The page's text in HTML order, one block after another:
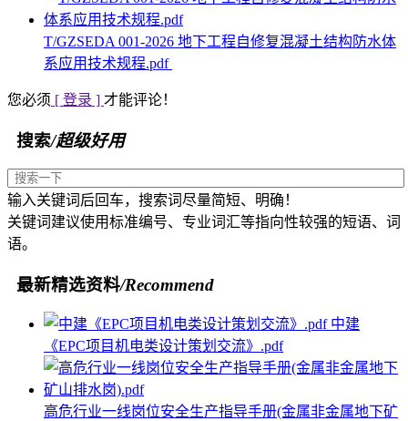
T/GZSEDA 001-2026 地下工程自修复混凝土结构防水体
系应用技术规程.pdf
您必须 [ 登录 ] 才能评论！
搜索/超级好用
输入关键词后回车，搜索词尽量简短、明确！
关键词建议使用标准编号、专业词汇等指向性较强的短语、词
语。
最新精选资料/Recommend
中建
《EPC项目机电类设计策划交流》.pdf
高危行业一线岗位安全生产指导手册(金属非金属地下矿